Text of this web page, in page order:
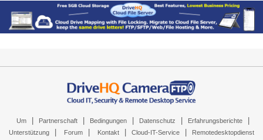
Um Partnerschaft Bedingungen Datenschutz Erfahrungsberichte
Unterstützung Forum Kontakt Cloud-IT-Service Remotedesktopdienst